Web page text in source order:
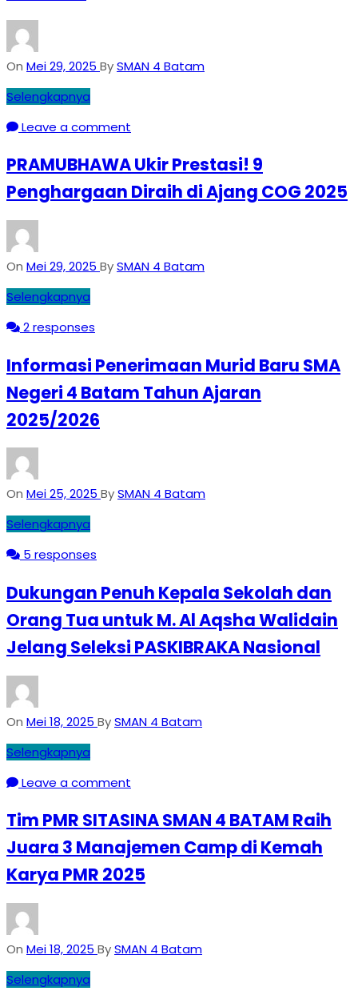
On Mei 29, 2025 BySMAN 4 Batam
Selengkapnya
Leave a comment
PRAMUBHAWA Ukir Prestasi! 9
Penghargaan Diraih di Ajang COG 2025
On Mei 29, 2025 BySMAN 4 Batam
Selengkapnya
2 responses
Informasi Penerimaan Murid Baru SMA
Negeri 4 Batam Tahun Ajaran
2025/2026
On Mei 25, 2025 BySMAN 4 Batam
Selengkapnya
5 responses
Dukungan Penuh Kepala Sekolah dan
Orang Tua untuk M. Al Aqsha Walidain
Jelang Seleksi PASKIBRAKA Nasional
On Mei 18, 2025 BySMAN 4 Batam
Selengkapnya
Leave a comment
Tim PMR SITASINA SMAN 4 BATAM Raih
Juara 3 Manajemen Camp di Kemah
Karya PMR 2025
On Mei 18, 2025 BySMAN 4 Batam
Selengkapnya